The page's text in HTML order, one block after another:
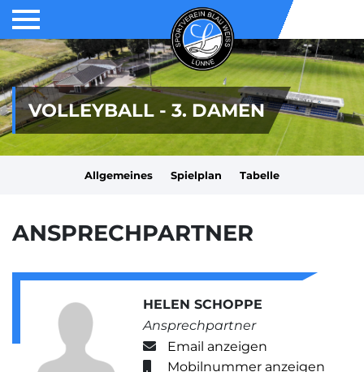
VOLLEYBALL - 3. DAMEN
Allgemeines Spielplan Tabelle
ANSPRECHPARTNER
HELEN SCHOPPE
Ansprechpartner
Email anzeigen
Mobilnummer anzeigen